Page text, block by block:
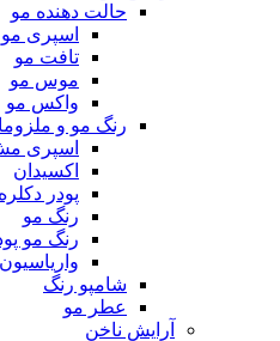
حالت دهنده مو
اسپری مو
تافت مو
موس مو
واکس مو
رنگ مو و ملزومات
اسپری مش
اکسیدان
پودر دکلره
رنگ مو
رنگ مو پودری
واریاسیون
شامپو رنگ
عطر مو
آرایش ناخن